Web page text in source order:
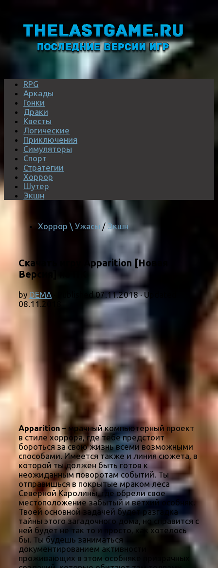
RPG
Аркады
Гонки
Драки
Квесты
Логические
Приключения
Симуляторы
Спорт
Стратегии
Хоррор
Шутер
Экшн
Хоррор \ Ужасы / Экшн
Скачать игру Apparition [Новая
Версия] на ПК
by DEMA · Published07.11.2018· Updated
08.11.2018
Apparition – мрачный компьютерный проект
в стиле хоррора, где тебе предстоит
бороться за свою жизнь всеми возможными
способами. Имеется также и линия сюжета, в
которой ты должен быть готов к
неожиданным поворотам событий. Ты
отправишься в покрытые мраком леса
Северной Каролины, где обрели свое
местоположение забытый и ветхий особняк.
Твоей основной задачей будет разгадка
тайны этого загадочного дома, но справится с
ней будет не так то и просто, как хотелось
бы. Ты будешь заниматься
документированием активности
проживающих в этом особняке призрачных